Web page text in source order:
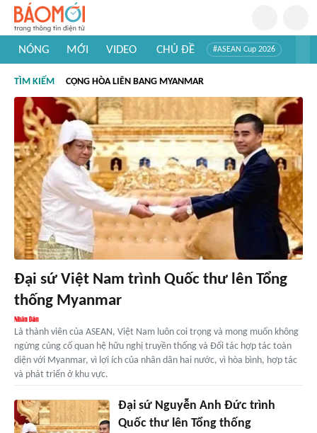
NÓNG MỚI VIDEO CHỦ ĐỀ #ASEAN Cup 2026
#Khám phá thế giới
TÌM KIẾM CỘNG HÒA LIÊN BANG MYANMAR
Đại sứ Việt Nam trình Quốc thư lên Tổng
thống Myanmar
Là thành viên của ASEAN, Việt Nam luôn coi trọng và mong muốn không
ngừng củng cố quan hệ hữu nghị truyền thống và Đối tác hợp tác toàn
diện với Myanmar, vì lợi ích của nhân dân hai nước, vì hòa bình, hợp tác
và phát triển ở khu vực.
Đại sứ Nguyễn Anh Đức trình
Quốc thư lên Tổng thống